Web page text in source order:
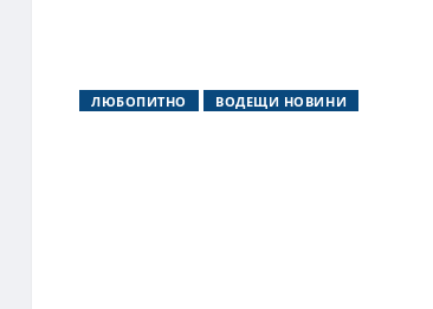
ЛЮБОПИТНО ВОДЕЩИ НОВИНИ